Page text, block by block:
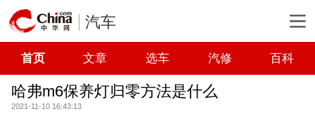
汽车
首页 文章 选车 汽修 百科
哈弗m6保养灯归零方法是什么
2021-11-10 16:43:13